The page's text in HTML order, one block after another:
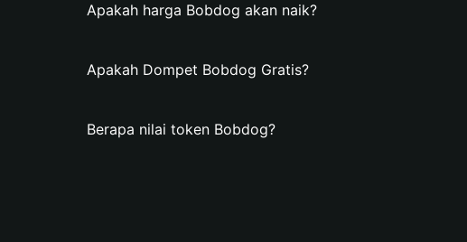
Apakah harga Bobdog akan naik?
Apakah Dompet Bobdog Gratis?
Berapa nilai token Bobdog?